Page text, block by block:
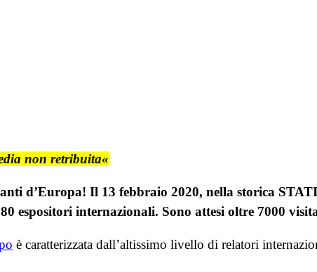
non retribuita«
d’Europa! Il 13 febbraio 2020, nella storica
espositori internazionali. Sono attesi oltre 7000
è caratterizzata dall’altissimo livello di relatori